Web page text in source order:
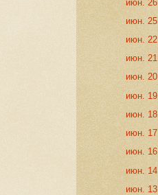
июн. 26
июн. 25
июн. 22
июн. 21
июн. 20
июн. 19
июн. 18
июн. 17
июн. 16
июн. 14
июн. 13